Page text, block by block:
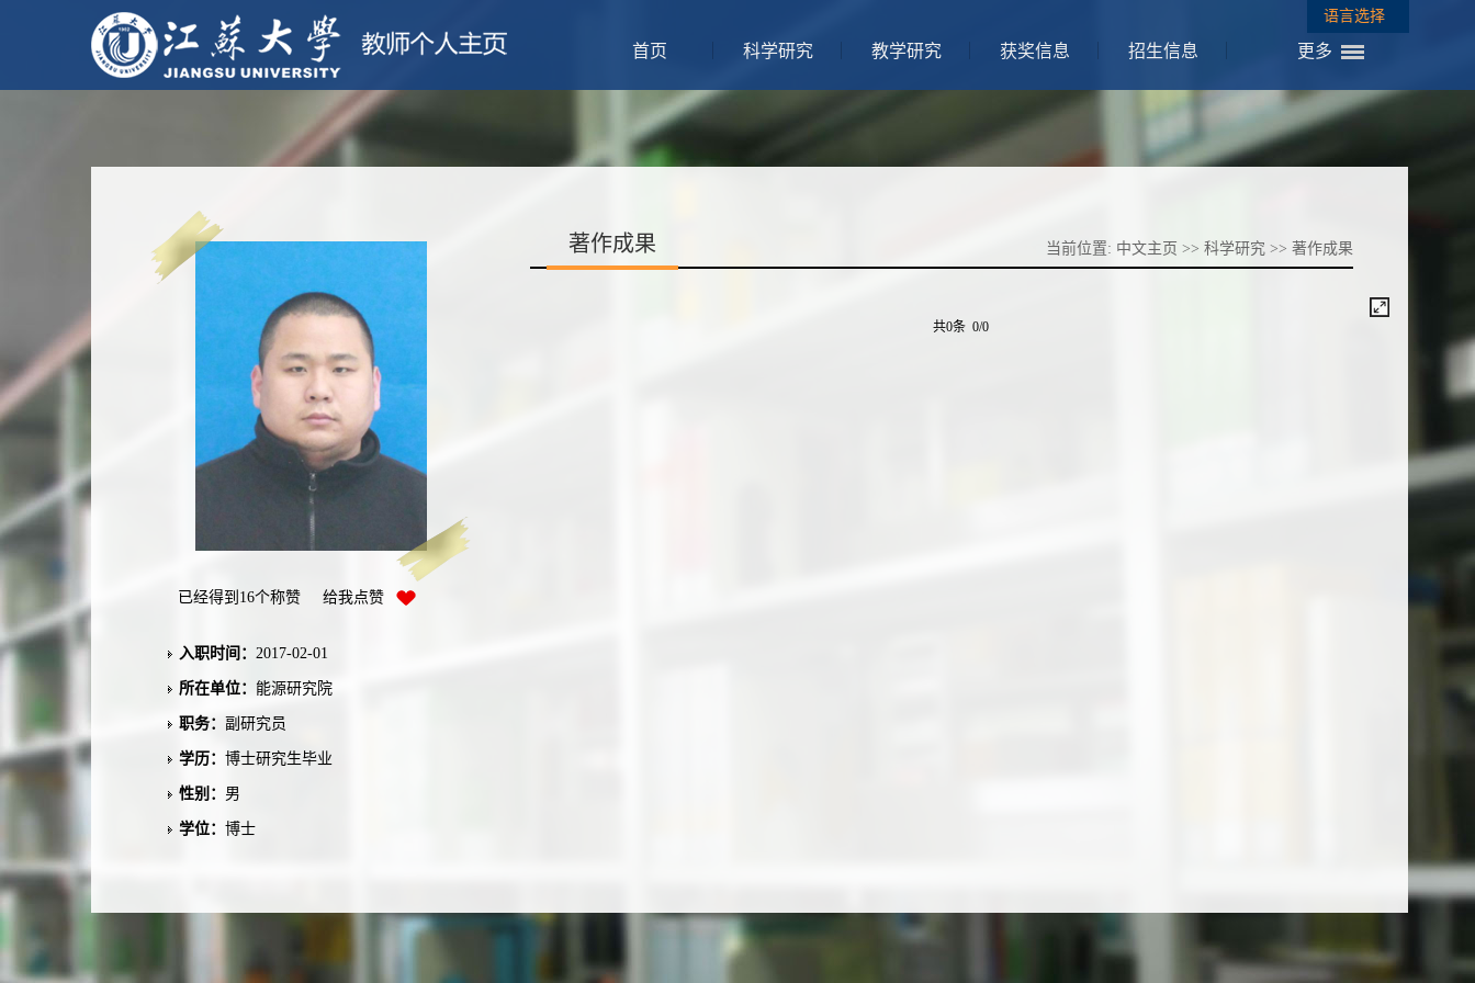
语言选择
首页 科学研究 教学研究 获奖信息 招生信息 更多
已经得到 16个称赞 给我点赞
入职时间： 2017-02-01
所在单位： 能源研究院
职务： 副研究员
学历： 博士研究生毕业
性别： 男
学位： 博士
动力工程及工程热物理
著作成果 当前位置: 中文主页 >> 科学研究 >> 著作成果
共0条 0/0